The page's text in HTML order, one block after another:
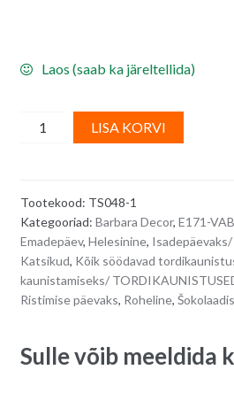
Laos (saab ka järeltellida)
Suured
helesinised
PEARL
BLUE
-
7
tk
LISA KORVI
a
t
i
e
:
Tootekood: TS048-1
Kategooriad: Barbara Decor, E171-
Emadepäev, Helesinine,
Katsikud, Kõik söödavad
kaunistamiseks/
Ristimise päevaks, Roheline,
Sulle võib meeldida